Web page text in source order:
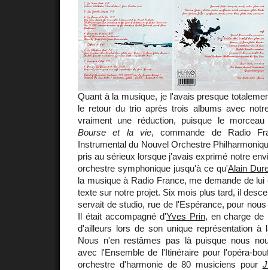
Quant à la musique, je l'avais presque
le retour du trio après trois albums avec
vraiment une réduction, puisque le
Bourse et la vie, commande de Radio
Instrumental du Nouvel Orchestre
pris au sérieux lorsque j'avais exprimé notre
orchestre symphonique jusqu'à ce qu'Alain
la musique à Radio France, me demande de
texte sur notre projet. Six mois plus tard, il
servait de studio, rue de l'Espérance, pour
Il était accompagné d'Yves Prin, en charge de
d'ailleurs lors de son unique représentation à
Nous n'en restâmes pas là puisque nous
avec l'Ensemble de l'Itinéraire pour l'opéra-
orchestre d'harmonie de 80 musiciens pour